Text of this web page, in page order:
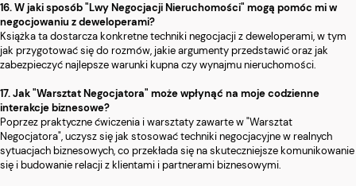
16. W jaki sposób "Lwy Negocjacji Nieruchomości" mogą pomóc mi w
negocjowaniu z deweloperami?
Książka ta dostarcza konkretne techniki negocjacji z deweloperami, w tym
jak przygotować się do rozmów, jakie argumenty przedstawić oraz jak
zabezpieczyć najlepsze warunki kupna czy wynajmu nieruchomości.
17. Jak "Warsztat Negocjatora" może wpłynąć na moje codzienne
interakcje biznesowe?
Poprzez praktyczne ćwiczenia i warsztaty zawarte w "Warsztat
Negocjatora", uczysz się jak stosować techniki negocjacyjne w realnych
sytuacjach biznesowych, co przekłada się na skuteczniejsze komunikowanie
się i budowanie relacji z klientami i partnerami biznesowymi.